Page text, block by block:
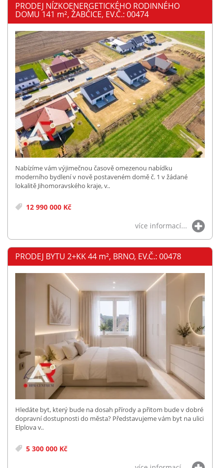
PRODEJ NÍZKOENERGETICKÉHO RODINNÉHO
DOMU 141 m², ŽABČICE, EV.Č.: 00474
Nabízíme vám výjimečnou časově omezenou nabídku
moderního bydlení v nově postaveném domě č. 1 v žádané
lokalitě Jihomoravského kraje, v..
12 990 000 Kč
více informací...
PRODEJ BYTU 2+KK 44 m², BRNO, EV.Č.: 00478
Hledáte byt, který bude na dosah přírody a přitom bude v dobré
dopravní dostupnosti do města? Představujeme vám byt na ulici
Elplova v..
5 300 000 Kč